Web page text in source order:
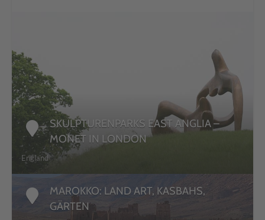
SKULPTURENPARKS EAST ANGLIA –
MONET IN LONDON
England
MAROKKO: LAND ART, KASBAHS,
GÄRTEN